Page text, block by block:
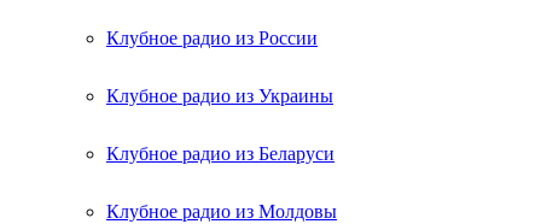
Клубное радио из России
Клубное радио из Украины
Клубное радио из Беларуси
Клубное радио из Молдовы